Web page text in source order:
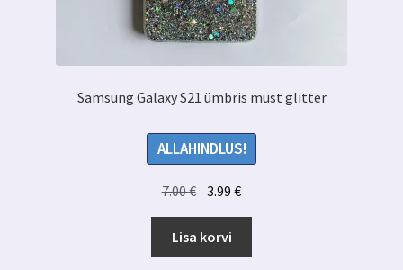
Samsung Galaxy S21 ümbris must glitter
ALLAHINDLUS!
7.00€ Algne
oli:
7.00 €.
3.99€Praegune
3.99 €.
Lisa korvi